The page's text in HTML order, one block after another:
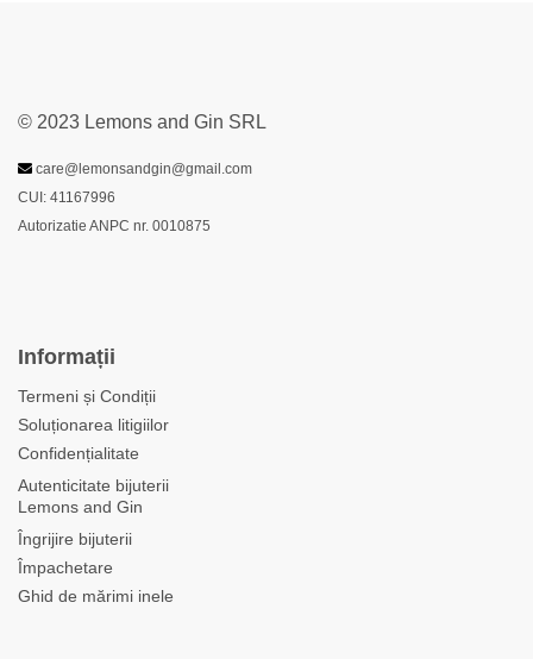
© 2023 Lemons and Gin SRL
care@lemonsandgin@gmail.com
CUI: 41167996
Autorizatie ANPC nr. 0010875
Informații
Termeni și Condiții
Soluționarea litigiilor
Confidențialitate
Autenticitate bijuterii
Lemons and Gin
Îngrijire bijuterii
Împachetare
Ghid de mărimi inele